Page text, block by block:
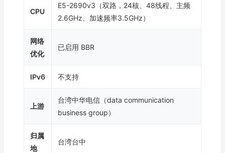
CPU
E5-2690v3（双路，24核、48线程、主频
2.6GHz、加速频率3.5GHz）
网络
优化
已启用 BBR
IPv6 不支持
上游
台湾中华电信（data communication
business group）
归属
地
台湾台中